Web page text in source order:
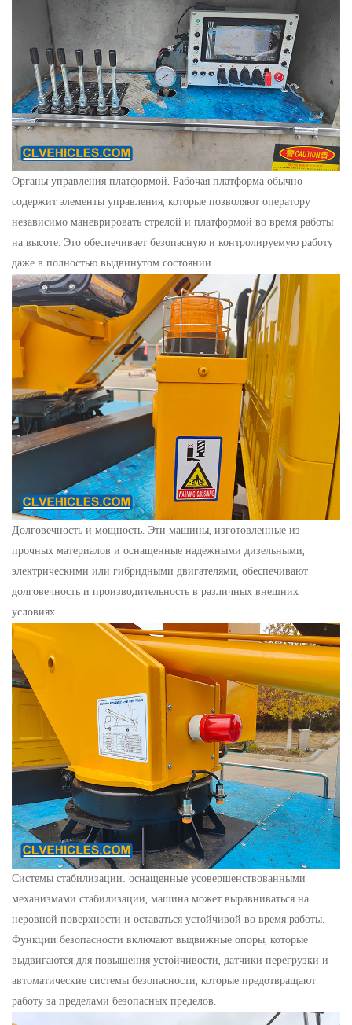
Органы управления платформой. Рабочая платформа обычно
содержит элементы управления, которые позволяют оператору
независимо маневрировать стрелой и платформой во время работы
на высоте. Это обеспечивает безопасную и контролируемую работу
даже в полностью выдвинутом состоянии.
Долговечность и мощность. Эти машины, изготовленные из
прочных материалов и оснащенные надежными дизельными,
электрическими или гибридными двигателями, обеспечивают
долговечность и производительность в различных внешних
условиях.
Системы стабилизации: оснащенные усовершенствованными
механизмами стабилизации, машина может выравниваться на
неровной поверхности и оставаться устойчивой во время работы.
Функции безопасности включают выдвижные опоры, которые
выдвигаются для повышения устойчивости, датчики перегрузки и
автоматические системы безопасности, которые предотвращают
работу за пределами безопасных пределов.